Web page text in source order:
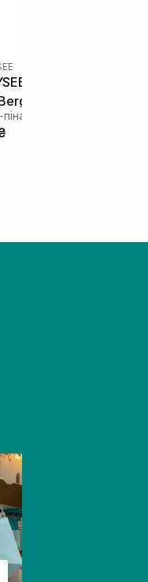
Extra Foaming
50 мл